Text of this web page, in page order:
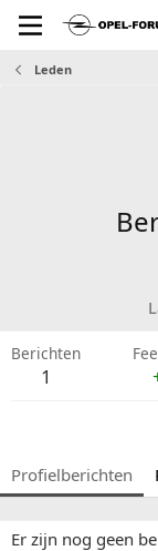
Leden
Berichten
1
Profielberichten
Er zijn nog geen